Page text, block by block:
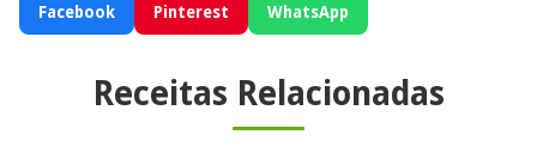
Facebook Pinterest WhatsApp
Receitas Relacionadas